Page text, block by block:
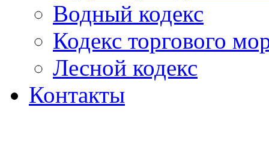
Водный кодекс
Кодекс торгового
Лесной кодекс
Контакты